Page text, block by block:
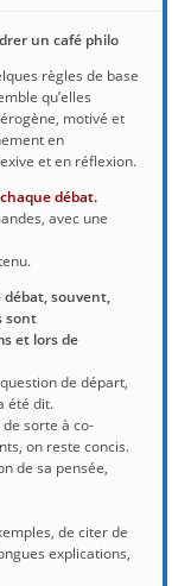
un café philo
règles de base
qu’elles
motivé et
en
et en réflexion.
débat.
avec une
débat, souvent,
sont
et lors de
de départ,
été dit.
sorte à co-
on reste concis.
de sa pensée,
de citer de
explications,